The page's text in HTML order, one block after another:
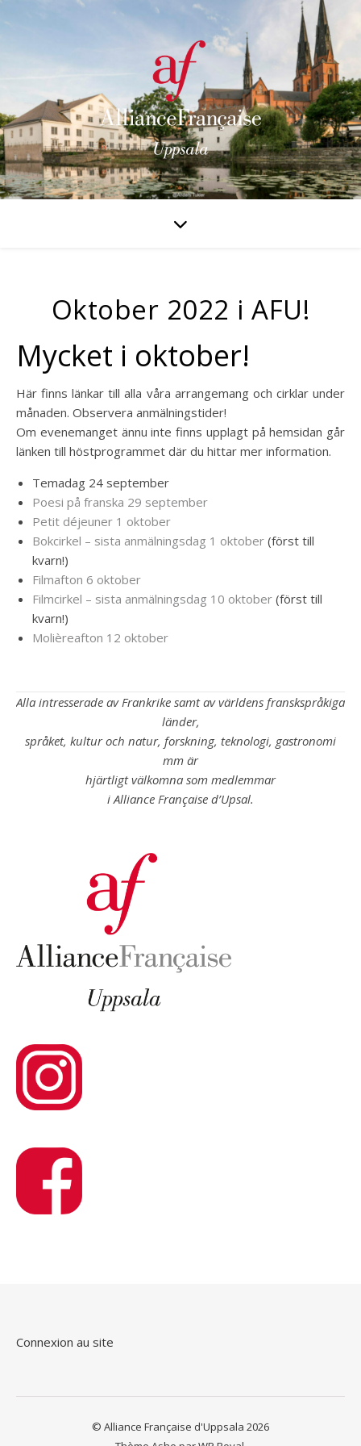
Oktober 2022 i AFU!
Mycket i oktober!
Här finns länkar till alla våra arrangemang och cirklar under
månaden. Observera anmälningstider!
Om evenemanget ännu inte finns upplagt på hemsidan går
länken till höstprogrammet där du hittar mer information.
Temadag 24 september
Poesi på franska 29 september
Petit déjeuner 1 oktober
Bokcirkel – sista anmälningsdag 1 oktober (först till
kvarn!)
Filmafton 6 oktober
Filmcirkel – sista anmälningsdag 10 oktober (först till
kvarn!)
Molièreafton 12 oktober
Alla intresserade av Frankrike samt av världens franskspråkiga
länder,
språket, kultur och natur, forskning, teknologi, gastronomi
mm är
hjärtligt välkomna som medlemmar
i Alliance Française d’Upsal.
Connexion au site
© Alliance Française d'Uppsala 2026